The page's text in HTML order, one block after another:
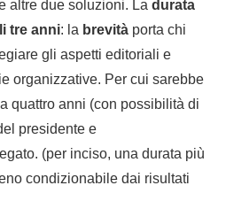
altre due soluzioni. La durata
tre anni: la brevità porta chi
gli aspetti editoriali e
organizzative. Per cui sarebbe
quattro anni (con possibilità di
presidente e
(per inciso, una durata più
condizionabile dai risultati